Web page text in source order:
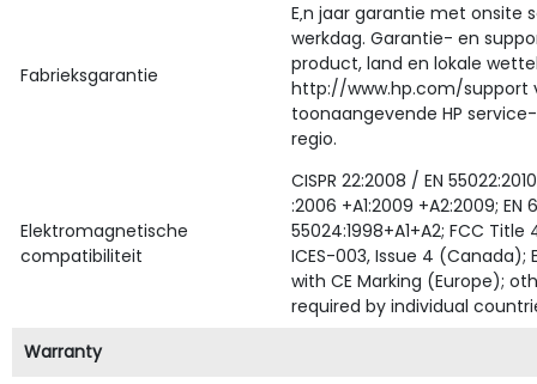
Fabrieksgarantie
E‚n jaar garantie met onsite
werkdag. Garantie- en
product, land en lokale
http://www.hp.com/support
toonaangevende HP
regio.
Elektromagnetische
compatibiliteit
CISPR 22:2008 / EN
:2006 +A1:2009 +A2:2009; EN
55024:1998+A1+A2; FCC Title
ICES-003, Issue 4 (Canada);
with CE Marking (Europe);
required by individual
Warranty